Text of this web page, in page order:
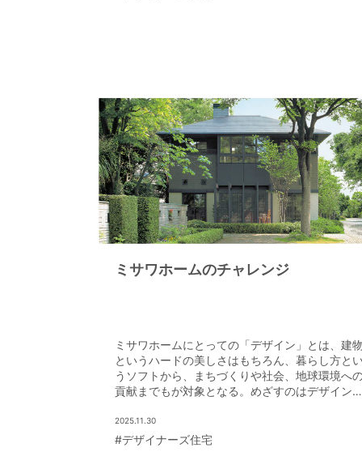
ミサワホームのチャレンジ
ミサワホームにとっての「デザイン」とは、建
というハードの美しさはもちろん、暮らし方と
うソフトから、まちづくりや社会、地球環境へ
貢献までもが対象となる。めざすのはデザイン
ンの魅力を紹介しよう。
2025.11.30
#デザイナーズ住宅